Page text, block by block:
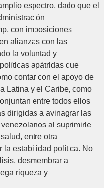
espectro, dado que el
con imposiciones
alianzas con las
la voluntad y
apátridas que
contar con el apoyo de
Latina y el Caribe, como
entre todos ellos
dirigidas a avinagrar las
al suprimirle
entre otra
la estabilidad política. No
desmembrar a
riqueza y